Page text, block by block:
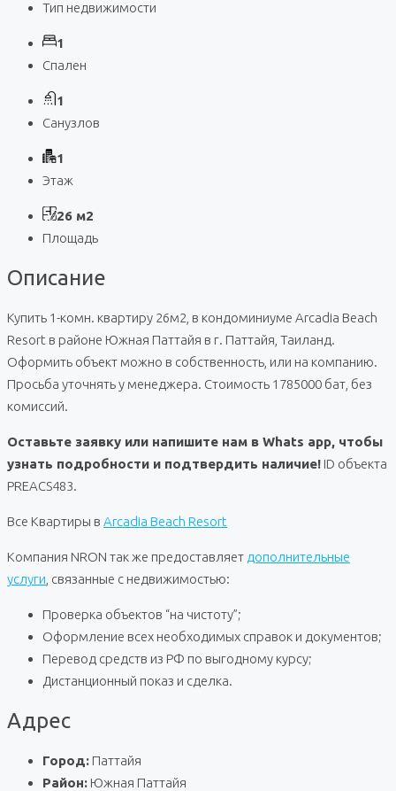
Тип недвижимости
1
Спален
1
Санузлов
1
Этаж
26 м2
Площадь
Описание
Купить 1-комн. квартиру 26м2, в кондоминиуме Arcadia Beach
Resort в районе Южная Паттайя в г. Паттайя, Таиланд.
Оформить объект можно в собственность, или на компанию.
Просьба уточнять у менеджера. Стоимость 1785000 бат, без
комиссий.
Оставьте заявку или напишите нам в Whats app, чтобы
узнать подробности и подтвердить наличие! ID объекта
PREACS483.
Все Квартиры в Arcadia Beach Resort
Компания NRON так же предоставляет дополнительные
услуги , связанные с недвижимостью:
Проверка объектов “на чистоту”;
Оформление всех необходимых справок и документов;
Перевод средств из РФ по выгодному курсу;
Дистанционный показ и сделка.
Адрес
Город: Паттайя
Район: Южная Паттайя